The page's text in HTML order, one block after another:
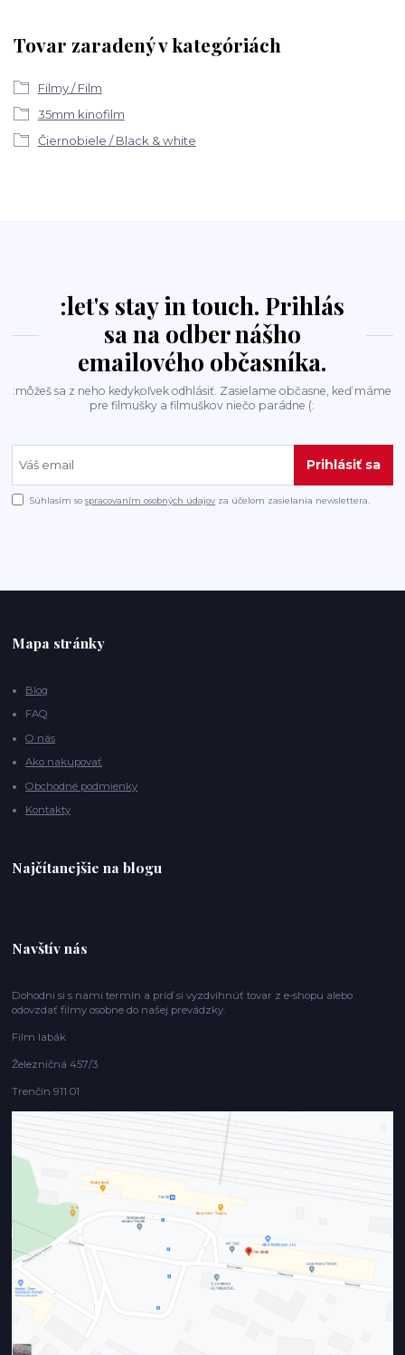
Tovar zaradený v kategóriách
Filmy / Film
35mm kinofilm
Čiernobiele / Black & white
:let's stay in touch. Prihlás
sa na odber nášho
emailového občasníka.
:môžeš sa z neho kedykoľvek odhlásiť. Zasielame občasne, keď máme
pre filmušky a filmuškov niečo parádne (:
Prihlásiť sa
Súhlasím sospracovaním osobných údajov za účelom zasielania newslettera.
Mapa stránky
Blog
FAQ
O nás
Ako nakupovať
Obchodné podmienky
Kontakty
Najčítanejšie na blogu
Navštív nás
Dohodni si s nami termín a príď si vyzdvihnúť tovar z e-shopu alebo
odovzdať filmy osobne do našej prevádzky.
Film labák
Železničná 457/3
Trenčín 911 01